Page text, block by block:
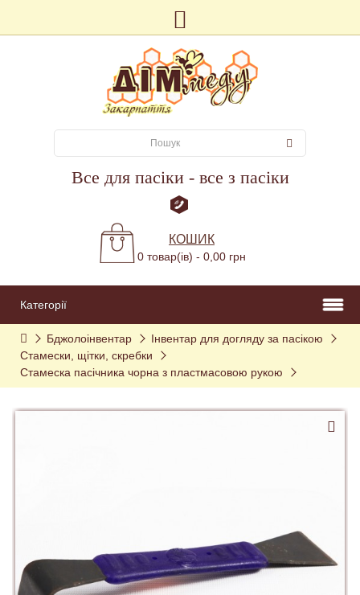
Все для пасіки - все з пасіки
КОШИК
0 товар(ів) - 0,00 грн
Категорії
Бджолоінвентар
Інвентар для догляду за пасікою
Стамески, щітки, скребки
Стамеска пасічника чорна з пластмасовою рукою